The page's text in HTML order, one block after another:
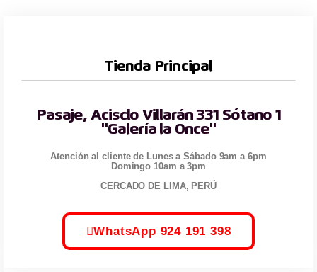
Tienda Principal
Pasaje, Acisclo Villarán 331 Sótano 1
"Galería la Once"
Atención al cliente de Lunes a Sábado 9am a 6pm
Domingo 10am a 3pm
CERCADO DE LIMA, PERÚ
WhatsApp 924 191 398